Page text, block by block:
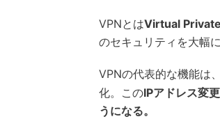
VPNとはVirtual
のセキュリティを大幅
VPNの代表的な機能は
化。このIPアドレス変
うになる。